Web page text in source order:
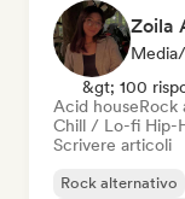
Zoila
&gt; 100
Acid houseRock
Chill / Lo-fi Hip-
Scrivere articoli
Rock alternativo